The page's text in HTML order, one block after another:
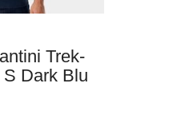
Trek-
Dark Blu